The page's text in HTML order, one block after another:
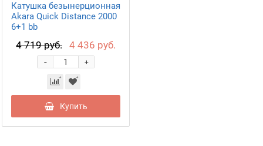
Катушка безынерционная
Akara Quick Distance 2000
6+1 bb
4 719 руб. 4 436 руб.
+
-
Купить